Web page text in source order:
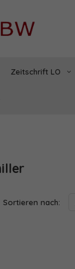
Zeitschrift LO
Sortieren nach: